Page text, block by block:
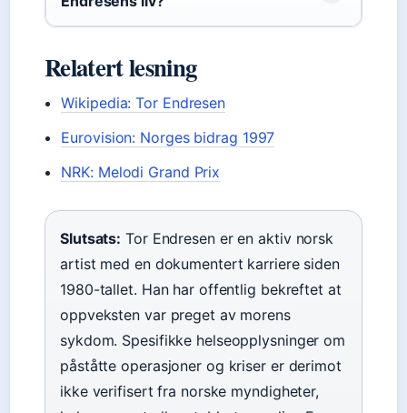
Relatert lesning
Wikipedia: Tor Endresen
Eurovision: Norges bidrag 1997
NRK: Melodi Grand Prix
Slutsats: Tor Endresen er en aktiv norsk
artist med en dokumentert karriere siden
1980-tallet. Han har offentlig bekreftet at
oppveksten var preget av morens
sykdom. Spesifikke helseopplysninger om
påståtte operasjoner og kriser er derimot
ikke verifisert fra norske myndigheter,